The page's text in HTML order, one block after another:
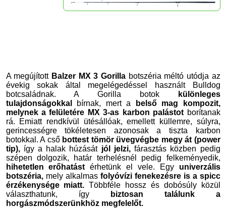
A megújítottBalzer MX 3 Gorillabotszéria méltó utódja az
évekig sokak által megelégedéssel használt Bulldog
botcsaládnak. A Gorilla botok
különleges
tulajdonságokkal
bírnak, mert a
belső mag kompozit,
melynek a felületére MX 3-as karbon palástot borítanak
rá. Emiatt rendkívül ütésállóak, emellett küllemre, súlyra,
gerincességre tökéletesen azonosak a tiszta karbon
botokkal. A cső bottest tömör üvegvégbe megy át (power
tip),így a halak húzását jól jelzi,fárasztás közben pedig
szépen dolgozik, határ terhelésnél pedig felkeményedik,
hihetetlen erőhatást érhetünk el vele. Egy univerzális
botszéria,mely alkalmas folyóvízi fenekezésre is a spicc
érzékenysége miatt.Többféle hossz és dobósúly közül
választhatunk, ígybiztosan találunk a
horgászmódszerünkhöz megfelelőt.